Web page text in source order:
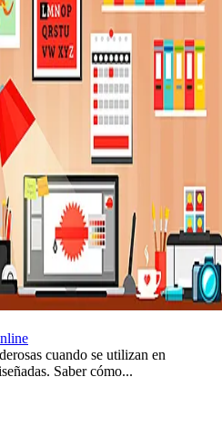
cuando se utilizan en
Saber cómo...